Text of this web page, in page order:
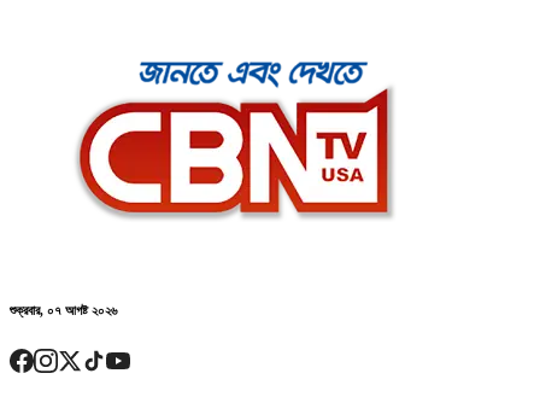
শুক্রবার, ০৭ আগষ্ট ২০২৬